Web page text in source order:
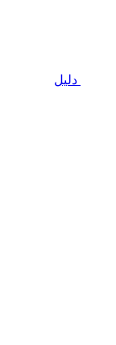
دليل